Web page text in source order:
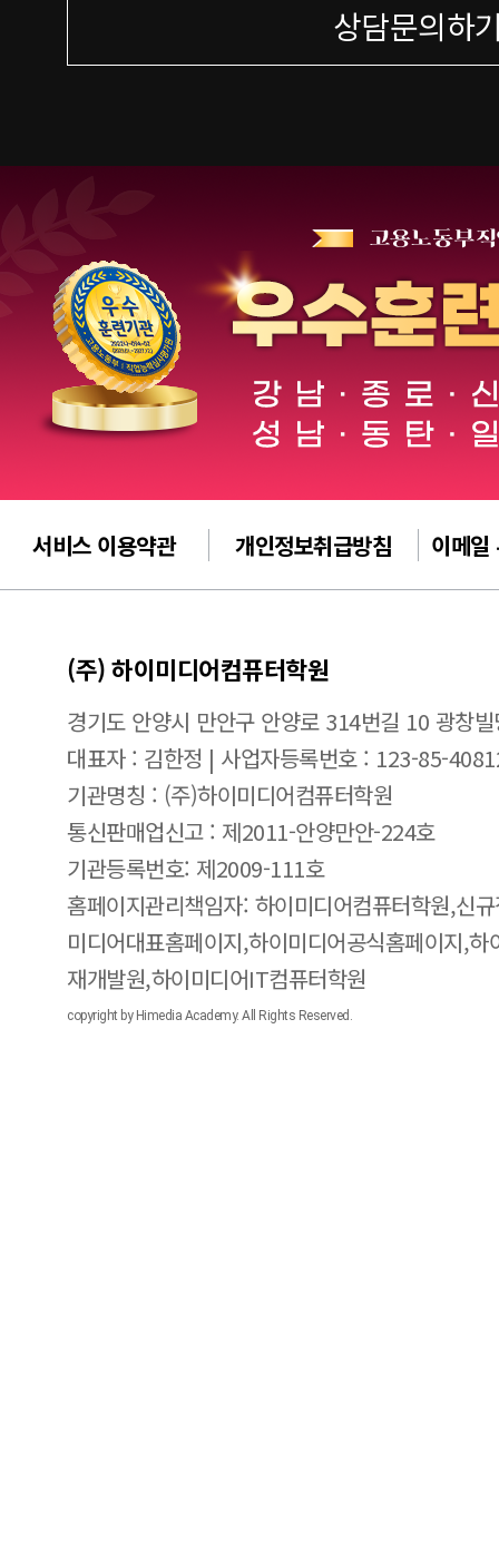
상담문의하
서비스 이용약관 개인정보취급방침 이메일
(주) 하이미디어컴퓨터학원
경기도 안양시 만안구 안양로 314번길 10 광창
대표자 : 김한정 | 사업자등록번호 : 123-85-
기관명칭 : (주)하이미디어컴퓨터학원
통신판매업신고 : 제2011-안양만안-224호
기관등록번호: 제2009-111호
홈페이지관리책임자: 하이미디어컴퓨터학원,신
미디어대표홈페이지,하이미디어공식홈페이지,
재개발원,하이미디어IT컴퓨터학원
copyright by Himedia Academy. All Rights Reserved.